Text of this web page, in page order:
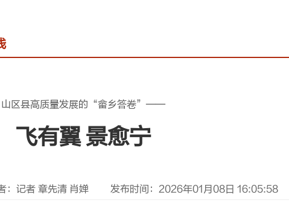
山区县高质量发展的“畲乡答卷”——
飞有翼 景愈宁
：记者 章先清 肖婵 发布时间：2026年01月08日 16:05:58